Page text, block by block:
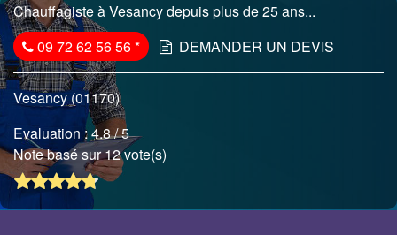
Chauffagiste à Vesancy depuis plus de 25 ans...
09 72 62 56 56* DEMANDER UN DEVIS
Vesancy (01170)
Evaluation :4.8/ 5
Note basé sur 12 vote(s)